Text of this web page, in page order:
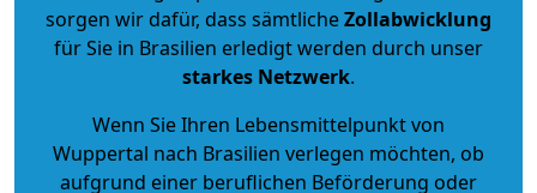
sorgen wir dafür, dass sämtlicheZollabwicklung
für Sie in Brasilien erledigt werden durch unser
starkes Netzwerk.
Wenn Sie Ihren Lebensmittelpunkt von
Wuppertal nach Brasilien verlegen möchten, ob
aufgrund einer beruflichen Beförderung oder